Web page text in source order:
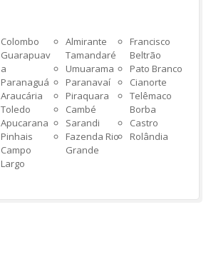
Colombo
Guarapuav
a
Paranaguá
Araucária
Toledo
Apucarana
Pinhais
Campo
Largo
Almirante
Tamandaré
Umuarama
Paranavaí
Piraquara
Cambé
Sarandi
Fazenda Rio
Grande
Francisco
Beltrão
Pato Branco
Cianorte
Telêmaco
Borba
Castro
Rolândia